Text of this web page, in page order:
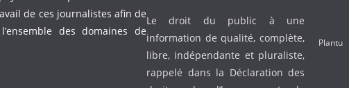
de ces journalistes afin de
des domaines de
Le droit du public à une
information de qualité, complète,
libre, indépendante et pluraliste,
rappelé dans la Déclaration des
Plantu